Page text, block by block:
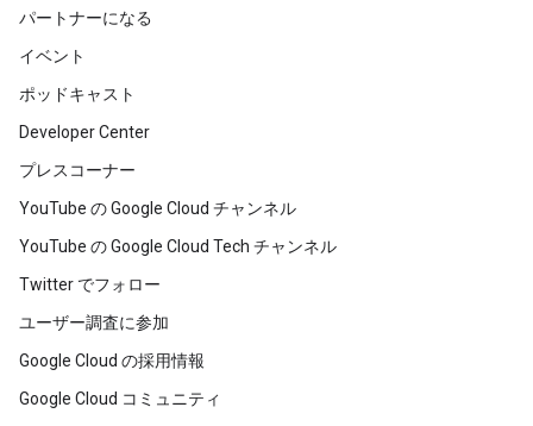
パートナーになる
イベント
ポッドキャスト
Developer Center
プレスコーナー
YouTube の Google Cloud チャンネル
YouTube の Google Cloud Tech チャンネル
Twitter でフォロー
ユーザー調査に参加
Google Cloud の採用情報
Google Cloud コミュニティ